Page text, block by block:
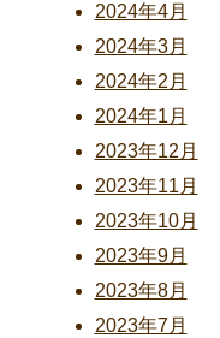
2024年4月
2024年3月
2024年2月
2024年1月
2023年12月
2023年11月
2023年10月
2023年9月
2023年8月
2023年7月